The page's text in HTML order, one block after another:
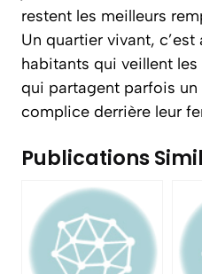
restent les meilleurs
Un quartier vivant,
habitants qui veillent
qui partagent parfois
complice derrière leur
Publications